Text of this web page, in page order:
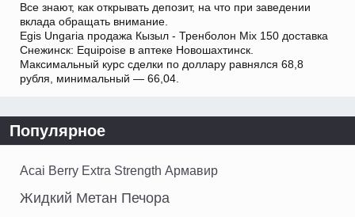
Все знают, как открывать депозит, на что при заведении
вклада обращать внимание.
Egis Ungaria продажа Кызыл - Тренболон Mix 150 доставка
Снежинск: Equipoise в аптеке Новошахтинск.
Максимальный курс сделки по доллару равнялся 68,8
рубля, минимальный — 66,04.
Популярное
Acai Berry Extra Strength Армавир
Жидкий Метан Печора